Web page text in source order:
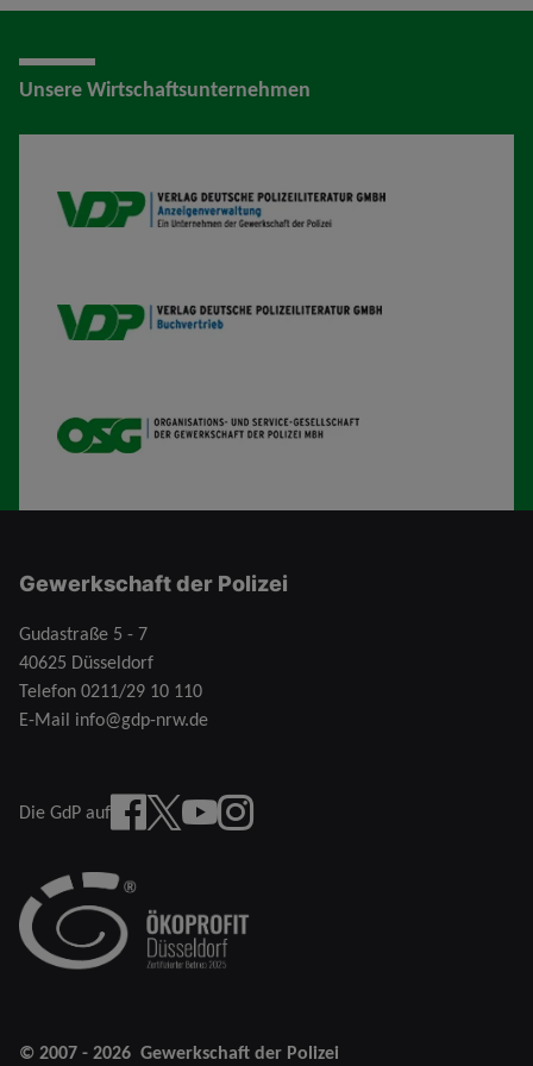
Unsere Wirtschaftsunternehmen
VDP AV
VDP B
OSG
Gewerkschaft der Polizei
Gudastraße 5 - 7
40625 Düsseldorf
Telefon 0211/29 10 110
E-Mail info@gdp-nrw.de
Die GdP auf
Facebook
X YouTubeinstagram
© 2007 - 2026 Gewerkschaft der Polizei